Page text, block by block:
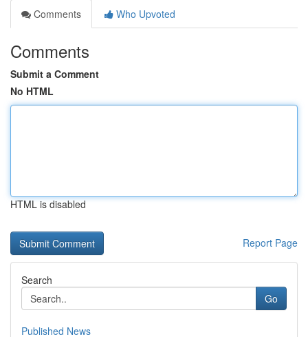
Comments
Who Upvoted
Comments
Submit a Comment
No HTML
HTML is disabled
Report Page
Search
Go
Published News